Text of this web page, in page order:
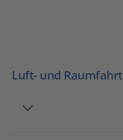
Luft- und Raumfahrt